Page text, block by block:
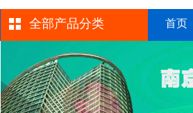
全部产品分类 首页